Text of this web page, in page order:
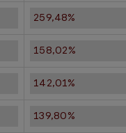
259,48%
158,02%
142,01%
139,80%